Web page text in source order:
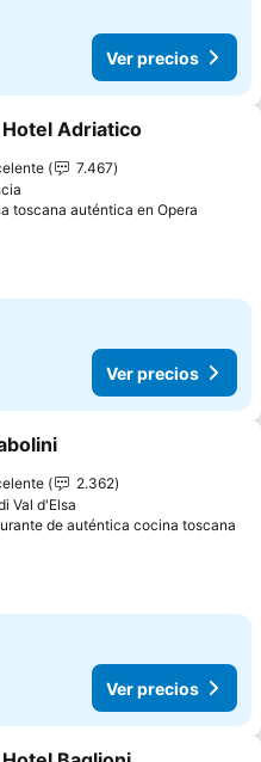
Ver precios
a favoritos
Adriatico
7.467
toscana auténtica en Opera
Ver precios
a favoritos
2.362
Val d'Elsa
de auténtica cocina toscana
Ver precios